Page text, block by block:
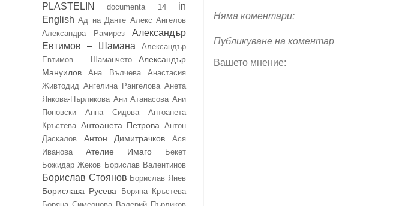
Няма коментари:
Публикуване на коментар
Вашето мнение:
PLASTELIN
documenta 14
in
English Ад на Данте Алекс Ангелов
Александра Рамирез
Александър
Евтимов – Шамана
Александър
Евтимов – Шаманчето
Александър
Мануилов
Ана Вълчева
Анастасия
Живтодид Ангелина Рангелова Анета
Янкова-Пърликова Ани Атанасова Ани
Поповски
Анна Сидова
Антоанета
Кръстева Антоанета Петрова
Антон
Даскалов
Антон Димитрачков
Ася
Иванова
Ателие Имаго
Бекет
Божидар Жеков Борислав Валентинов
Борислав Стоянов Борислав Янев
Борислава Русева
Боряна Кръстева